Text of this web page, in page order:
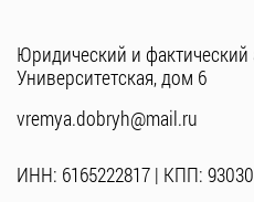
Юридический и
Университетская, дом 6
vremya.dobryh@mail.ru
ИНН: 6165222817 | КПП: